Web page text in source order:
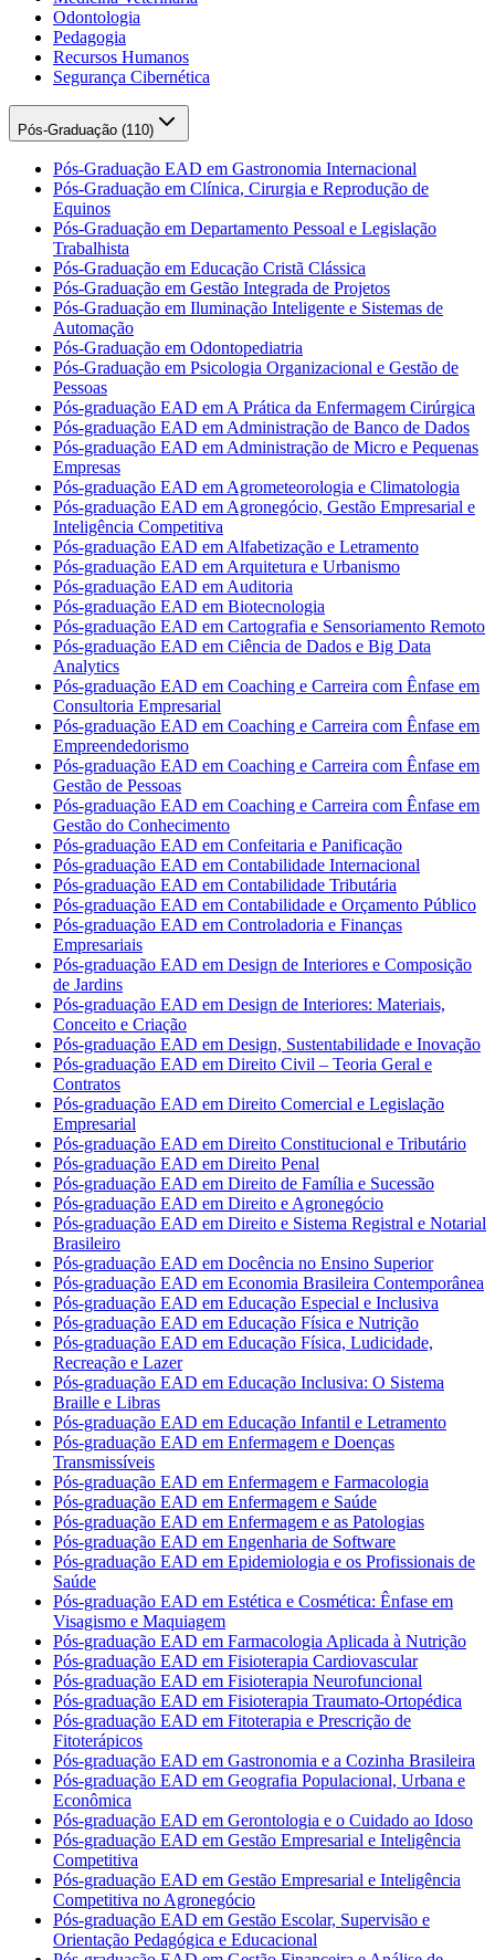
Odontologia
Pedagogia
Recursos Humanos
Segurança Cibernética
Pós-Graduação (110)
Pós-Graduação EAD em Gastronomia Internacional
Pós-Graduação em Clínica, Cirurgia e Reprodução de
Equinos
Pós-Graduação em Departamento Pessoal e Legislação
Trabalhista
Pós-Graduação em Educação Cristã Clássica
Pós-Graduação em Gestão Integrada de Projetos
Pós-Graduação em Iluminação Inteligente e Sistemas de
Automação
Pós-Graduação em Odontopediatria
Pós-Graduação em Psicologia Organizacional e Gestão de
Pessoas
Pós-graduação EAD em A Prática da Enfermagem Cirúrgica
Pós-graduação EAD em Administração de Banco de Dados
Pós-graduação EAD em Administração de Micro e Pequenas
Empresas
Pós-graduação EAD em Agrometeorologia e Climatologia
Pós-graduação EAD em Agronegócio, Gestão Empresarial e
Inteligência Competitiva
Pós-graduação EAD em Alfabetização e Letramento
Pós-graduação EAD em Arquitetura e Urbanismo
Pós-graduação EAD em Auditoria
Pós-graduação EAD em Biotecnologia
Pós-graduação EAD em Cartografia e Sensoriamento Remoto
Pós-graduação EAD em Ciência de Dados e Big Data
Analytics
Pós-graduação EAD em Coaching e Carreira com Ênfase em
Consultoria Empresarial
Pós-graduação EAD em Coaching e Carreira com Ênfase em
Empreendedorismo
Pós-graduação EAD em Coaching e Carreira com Ênfase em
Gestão de Pessoas
Pós-graduação EAD em Coaching e Carreira com Ênfase em
Gestão do Conhecimento
Pós-graduação EAD em Confeitaria e Panificação
Pós-graduação EAD em Contabilidade Internacional
Pós-graduação EAD em Contabilidade Tributária
Pós-graduação EAD em Contabilidade e Orçamento Público
Pós-graduação EAD em Controladoria e Finanças
Empresariais
Pós-graduação EAD em Design de Interiores e Composição
de Jardins
Pós-graduação EAD em Design de Interiores: Materiais,
Conceito e Criação
Pós-graduação EAD em Design, Sustentabilidade e Inovação
Pós-graduação EAD em Direito Civil – Teoria Geral e
Contratos
Pós-graduação EAD em Direito Comercial e Legislação
Empresarial
Pós-graduação EAD em Direito Constitucional e Tributário
Pós-graduação EAD em Direito Penal
Pós-graduação EAD em Direito de Família e Sucessão
Pós-graduação EAD em Direito e Agronegócio
Pós-graduação EAD em Direito e Sistema Registral e Notarial
Brasileiro
Pós-graduação EAD em Docência no Ensino Superior
Pós-graduação EAD em Economia Brasileira Contemporânea
Pós-graduação EAD em Educação Especial e Inclusiva
Pós-graduação EAD em Educação Física e Nutrição
Pós-graduação EAD em Educação Física, Ludicidade,
Recreação e Lazer
Pós-graduação EAD em Educação Inclusiva: O Sistema
Braille e Libras
Pós-graduação EAD em Educação Infantil e Letramento
Pós-graduação EAD em Enfermagem e Doenças
Transmissíveis
Pós-graduação EAD em Enfermagem e Farmacologia
Pós-graduação EAD em Enfermagem e Saúde
Pós-graduação EAD em Enfermagem e as Patologias
Pós-graduação EAD em Engenharia de Software
Pós-graduação EAD em Epidemiologia e os Profissionais de
Saúde
Pós-graduação EAD em Estética e Cosmética: Ênfase em
Visagismo e Maquiagem
Pós-graduação EAD em Farmacologia Aplicada à Nutrição
Pós-graduação EAD em Fisioterapia Cardiovascular
Pós-graduação EAD em Fisioterapia Neurofuncional
Pós-graduação EAD em Fisioterapia Traumato-Ortopédica
Pós-graduação EAD em Fitoterapia e Prescrição de
Fitoterápicos
Pós-graduação EAD em Gastronomia e a Cozinha Brasileira
Pós-graduação EAD em Geografia Populacional, Urbana e
Econômica
Pós-graduação EAD em Gerontologia e o Cuidado ao Idoso
Pós-graduação EAD em Gestão Empresarial e Inteligência
Competitiva
Pós-graduação EAD em Gestão Empresarial e Inteligência
Competitiva no Agronegócio
Pós-graduação EAD em Gestão Escolar, Supervisão e
Orientação Pedagógica e Educacional